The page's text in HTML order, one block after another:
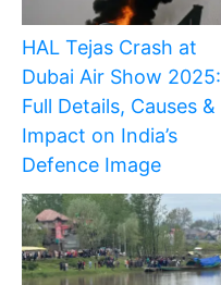
HAL Tejas Crash at
Dubai Air Show 2025:
Full Details, Causes &
Impact on India’s
Defence Image